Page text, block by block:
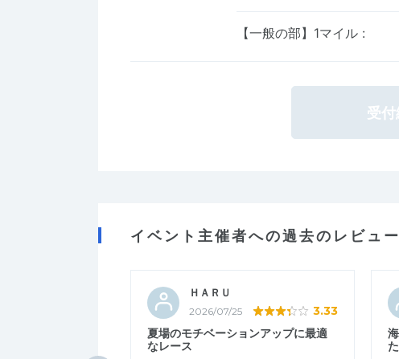
【一般の部】1マイル :
受付
イベント主催者への過去のレビュー
ＨＡＲＵ
2026/07/25 3.33
夏場のモチベーションアップに最適
なレース